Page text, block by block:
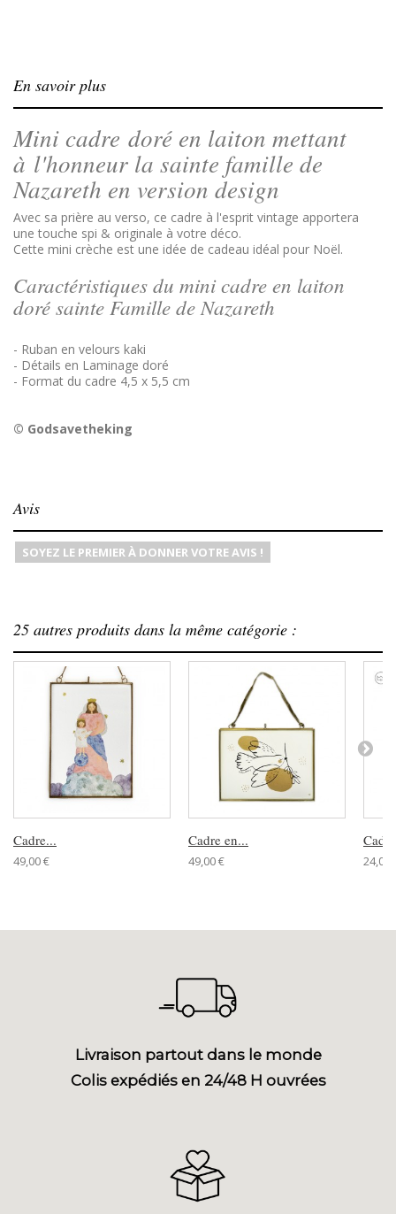
En savoir plus
Mini cadre doré en laiton mettant
à l'honneur la sainte famille de
Nazareth en version design
Avec sa prière au verso, ce cadre à l'esprit vintage apportera
une touche spi & originale à votre déco.
Cette mini crèche est une idée de cadeau idéal pour Noël.
Caractéristiques du mini cadre en laiton
doré sainte Famille de Nazareth
- Ruban en velours kaki
- Détails en Laminage doré
- Format du cadre 4,5 x 5,5 cm
© Godsavetheking
Avis
SOYEZ LE PREMIER À DONNER VOTRE AVIS !
25 autres produits dans la même catégorie :
Cadre...
49,00 €
Cadre en...
49,00 € 24,00
Livraison partout dans le monde
Colis expédiés en 24/48 H ouvrées